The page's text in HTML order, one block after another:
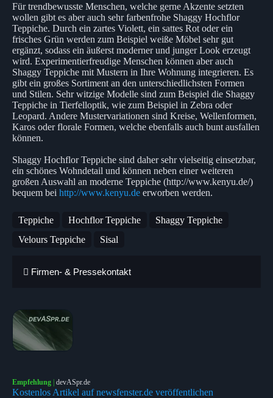
Für trendbewusste Menschen, welche gerne Akzente setzten
wollen gibt es aber auch sehr farbenfrohe Shaggy Hochflor
Teppiche. Durch ein zartes Violett, ein sattes Rot oder ein
frisches Grün werden zum Beispiel weiße Möbel sehr gut
ergänzt, sodass ein äußerst moderner und junger Look erzeugt
wird. Experimentierfreudige Menschen können aber auch
Shaggy Teppiche mit Mustern in Ihre Wohnung integrieren. Es
gibt ein großes Sortiment an den unterschiedlichsten Formen
und Stilen. Sehr witzige Modelle sind zum Beispiel die Shaggy
Teppiche in Tierfelloptik, wie zum Beispiel in Zebra oder
Leopard. Andere Mustervariationen sind Kreise, Wellenformen,
Karos oder florale Formen, welche ebenfalls auch bunt ausfallen
können.
Shaggy Hochflor Teppiche sind daher sehr vielseitig einsetzbar,
ein schönes Wohndetail und können neben einer weiteren
großen Auswahl an moderne Teppiche (http://www.kenyu.de/)
bequem bei http://www.kenyu.de erworben werden.
Teppiche Hochflor Teppiche
Shaggy Teppiche
Velours Teppiche
Sisal
Firmen- & Pressekontakt
Empfehlung | devASpr.de
Kostenlos Artikel auf newsfenster.de veröffentlichen